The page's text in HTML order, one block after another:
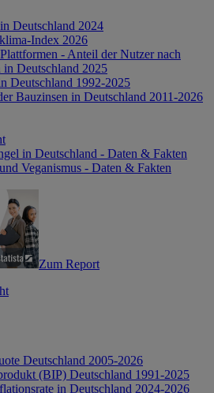
Deutschland 2024
Index 2026
- Anteil der Nutzer nach
in Deutschland 2025
Deutschland 1992-2025
Bauzinsen in Deutschland 2011-2026
in Deutschland - Daten & Fakten
Veganismus - Daten & Fakten
Zum Report
Deutschland 2005-2026
(BIP) Deutschland 1991-2025
in Deutschland 2024-2026